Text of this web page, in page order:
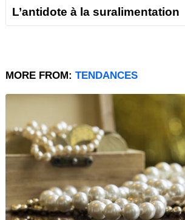
L’antidote à la suralimentation
MORE FROM: TENDANCES